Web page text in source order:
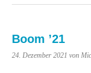
Boom ’21
24. Dezember 2021 von